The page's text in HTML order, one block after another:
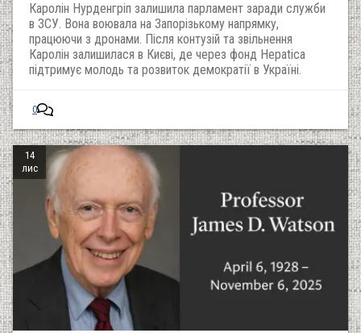
Каролін Нурденгріп залишила парламент заради служби
в ЗСУ. Вона воювала на Запорізькому напрямку,
працюючи з дронами. Після контузій та звільнення
Каролін залишилася в Києві, де через фонд Hepatica
підтримує молодь та розвиток демократії в Україні.
0
14
лис